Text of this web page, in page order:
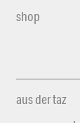
shop
aus der taz